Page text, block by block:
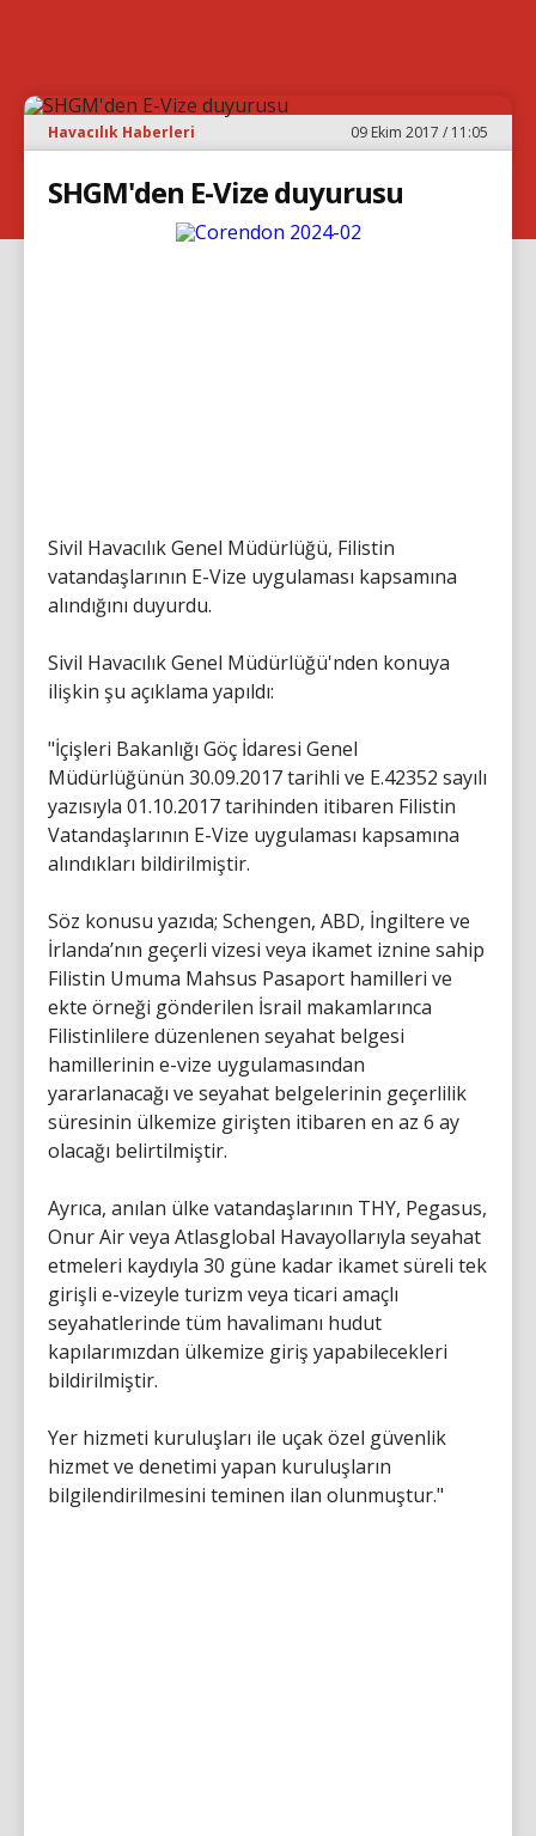
Havacılık Haberleri 09 Ekim 2017 / 11:05
SHGM'den E-Vize duyurusu
Sivil Havacılık Genel Müdürlüğü, Filistin
vatandaşlarının E-Vize uygulaması kapsamına
alındığını duyurdu.
Sivil Havacılık Genel Müdürlüğü'nden konuya
ilişkin şu açıklama yapıldı:
"İçişleri Bakanlığı Göç İdaresi Genel
Müdürlüğünün 30.09.2017 tarihli ve E.42352 sayılı
yazısıyla 01.10.2017 tarihinden itibaren Filistin
Vatandaşlarının E-Vize uygulaması kapsamına
alındıkları bildirilmiştir.
Söz konusu yazıda; Schengen, ABD, İngiltere ve
İrlanda’nın geçerli vizesi veya ikamet iznine sahip
Filistin Umuma Mahsus Pasaport hamilleri ve
ekte örneği gönderilen İsrail makamlarınca
Filistinlilere düzenlenen seyahat belgesi
hamillerinin e-vize uygulamasından
yararlanacağı ve seyahat belgelerinin geçerlilik
süresinin ülkemize girişten itibaren en az 6 ay
olacağı belirtilmiştir.
Ayrıca, anılan ülke vatandaşlarının THY, Pegasus,
Onur Air veya Atlasglobal Havayollarıyla seyahat
etmeleri kaydıyla 30 güne kadar ikamet süreli tek
girişli e-vizeyle turizm veya ticari amaçlı
seyahatlerinde tüm havalimanı hudut
kapılarımızdan ülkemize giriş yapabilecekleri
bildirilmiştir.
Yer hizmeti kuruluşları ile uçak özel güvenlik
hizmet ve denetimi yapan kuruluşların
bilgilendirilmesini teminen ilan olunmuştur."